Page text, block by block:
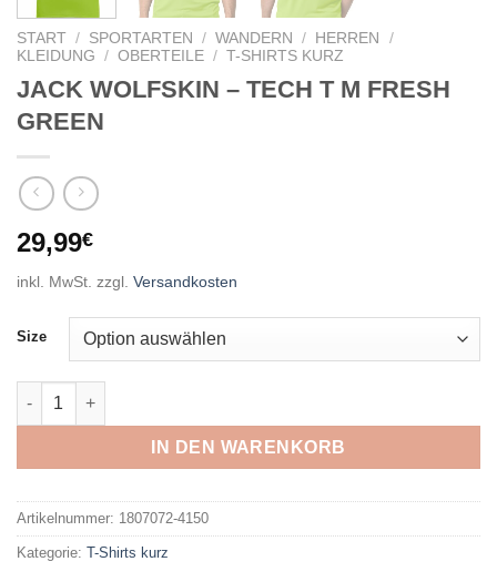
START / SPORTARTEN / WANDERN / HERREN
/
KLEIDUNG
/ OBERTEILE / T-SHIRTS KURZ
JACK WOLFSKIN – TECH T M FRESH
GREEN
29,99€
inkl. MwSt. zzgl. Versandkosten
Size
JACK WOLFSKIN - TECH T M FRESH GREEN Menge
IN DEN WARENKORB
Artikelnummer: 1807072-4150
Kategorie: T-Shirts kurz